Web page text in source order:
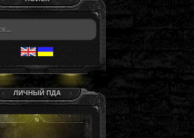
ЛИЧНЫЙ ПДА
Гость, ты здесь -й день
Группа: Гости